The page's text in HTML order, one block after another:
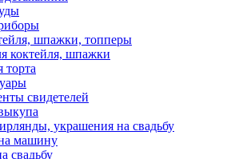
шпажки, топперы
коктейля, шпажки
торта
свидетелей
украшения на свадьбу
машину
свадьбу